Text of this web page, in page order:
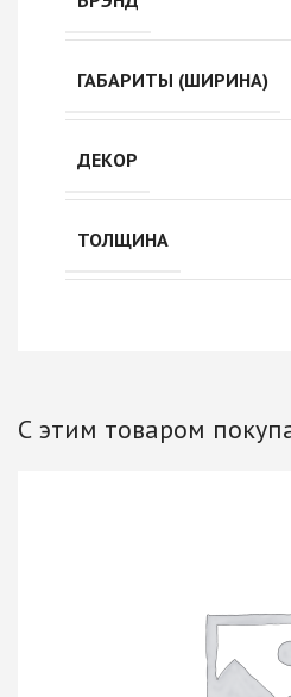
ГАБАРИТЫ (ШИРИНА)
ДЕКОР
ТОЛЩИНА
С этим товаром